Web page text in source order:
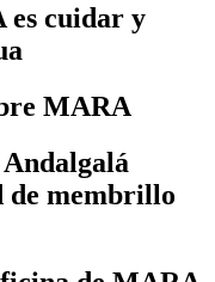
es cuidar y
MARA
de membrillo